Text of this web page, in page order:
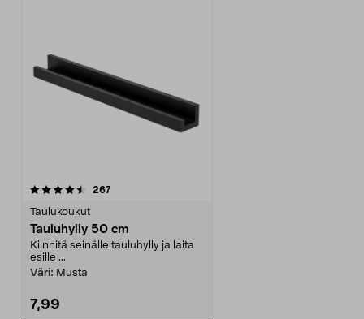
267arvostelut
Taulukoukut
Tauluhylly 50 cm
Kiinnitä seinälle tauluhylly ja laita
esille ...
Väri: Musta
7,99